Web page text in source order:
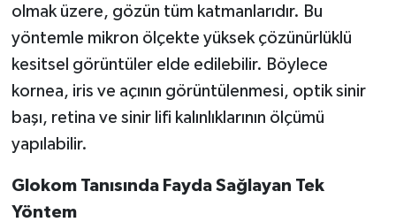
olmak üzere, gözün tüm katmanlarıdır. Bu
yöntemle mikron ölçekte yüksek çözünürlüklü
kesitsel görüntüler elde edilebilir. Böylece
kornea, iris ve açının görüntülenmesi, optik sinir
başı, retina ve sinir lifi kalınlıklarının ölçümü
yapılabilir.
Glokom Tanısında Fayda Sağlayan Tek
Yöntem